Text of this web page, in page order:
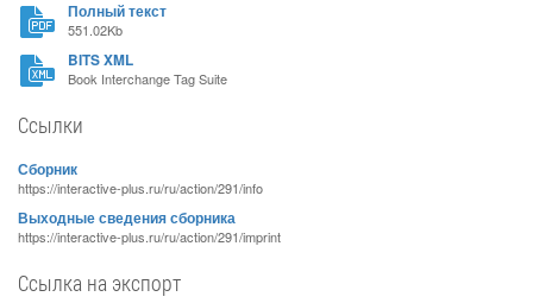
Полный текст
551.02Kb
BITS XML
Book Interchange Tag Suite
Ссылки
Сборник
https://interactive-plus.ru/ru/action/291/info
Выходные сведения сборника
https://interactive-plus.ru/ru/action/291/imprint
Ссылка на экспорт